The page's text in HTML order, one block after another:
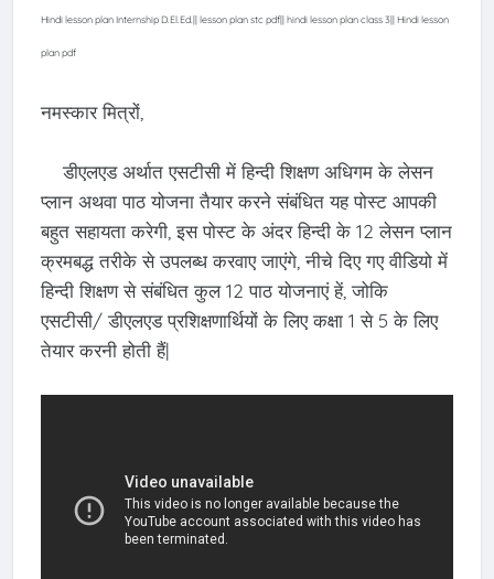
Hindi lesson plan Internship D.El.Ed.|| lesson plan stc pdf|| hindi lesson plan class 3|| Hindi lesson
plan pdf
नमस्कार मित्रों,
डीएलएड अर्थात एसटीसी में हिन्दी शिक्षण अधिगम के लेसन
प्लान अथवा पाठ योजना तैयार करने संबंधित यह पोस्ट आपकी
बहुत सहायता करेगी, इस पोस्ट के अंदर हिन्दी के 12 लेसन प्लान
क्रमबद्ध तरीके से उपलब्ध करवाए जाएंगे, नीचे दिए गए वीडियो में
हिन्दी शिक्षण से संबंधित कुल 12 पाठ योजनाएं हें, जोकि
एसटीसी/ डीएलएड प्रशिक्षणार्थियों के लिए कक्षा 1 से 5 के लिए
तेयार करनी होती हैं|